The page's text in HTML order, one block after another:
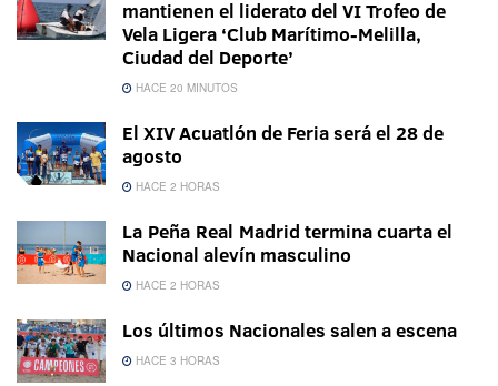
mantienen el liderato del VI Trofeo de
Vela Ligera ‘Club Marítimo-Melilla,
Ciudad del Deporte’
HACE 20 MINUTOS
El XIV Acuatlón de Feria será el 28 de
agosto
HACE 2 HORAS
La Peña Real Madrid termina cuarta el
Nacional alevín masculino
HACE 2 HORAS
Los últimos Nacionales salen a escena
HACE 3 HORAS